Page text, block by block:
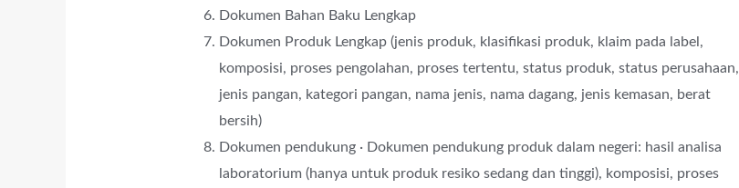
Dokumen Bahan Baku Lengkap
Dokumen Produk Lengkap (jenis produk, klasifikasi produk, klaim pada label,
komposisi, proses pengolahan, proses tertentu, status produk, status perusahaan,
jenis pangan, kategori pangan, nama jenis, nama dagang, jenis kemasan, berat
bersih)
Dokumen pendukung ∙ Dokumen pendukung produk dalam negeri: hasil analisa
laboratorium (hanya untuk produk resiko sedang dan tinggi), komposisi, proses